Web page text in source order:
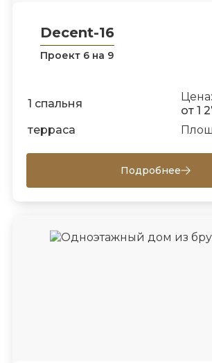
Decent-16
Проект 6 на 9
1 спальня
Цена:
от 1
терраса
Подробнее